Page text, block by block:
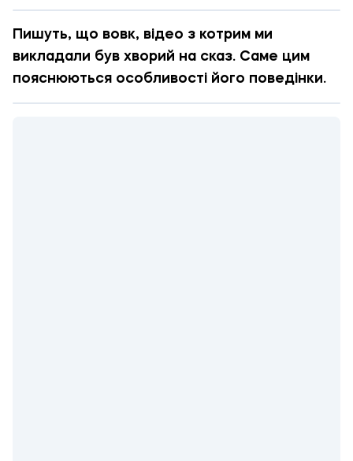
​​Пишуть, що вовк, відео з котрим ми
викладали був хворий на сказ. Саме цим
пояснюються особливості його поведінки.